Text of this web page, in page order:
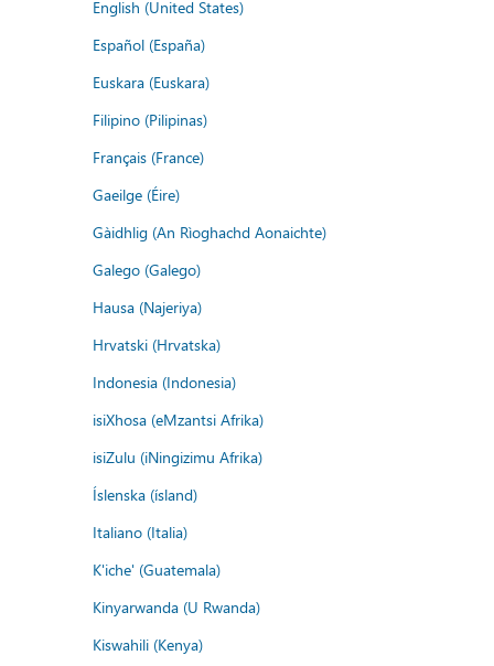
English (United States)
Español (España)
Euskara (Euskara)
Filipino (Pilipinas)
Français (France)
Gaeilge (Éire)
Gàidhlig (An Rìoghachd Aonaichte)
Galego (Galego)
Hausa (Najeriya)
Hrvatski (Hrvatska)
Indonesia (Indonesia)
isiXhosa (eMzantsi Afrika)
isiZulu (iNingizimu Afrika)
Íslenska (ísland)
Italiano (Italia)
K'iche' (Guatemala)
Kinyarwanda (U Rwanda)
Kiswahili (Kenya)